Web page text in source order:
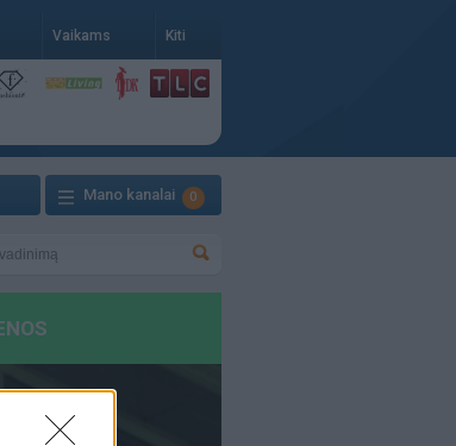
Vaikams Kiti
Mano kanalai 0